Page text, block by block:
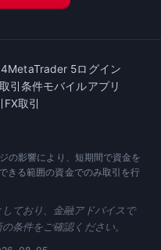
MetaTrader 5ログイン
取引条件モバイルアプリ
FX取引
の影響により、短期間で資金を
きる範囲の資金でのみ取引を行
ており、金融アドバイスで
条件をご確認ください。